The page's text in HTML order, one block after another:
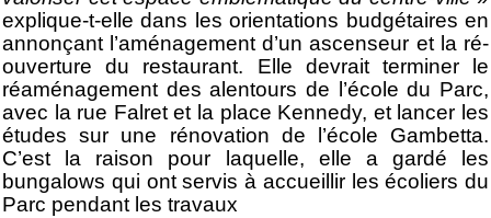
explique-t-elle dans les orientations budgétaires en
annonçant l’aménagement d’un ascenseur et la ré-
ouverture du restaurant. Elle devrait terminer le
réaménagement des alentours de l’école du Parc,
avec la rue Falret et la place Kennedy, et lancer les
études sur une rénovation de l’école Gambetta.
C’est la raison pour laquelle, elle a gardé les
bungalows qui ont servis à accueillir les écoliers du
Parc pendant les travaux